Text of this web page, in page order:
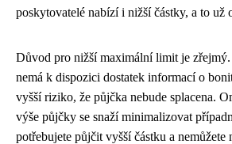
poskytovatelé nabízí i nižší částky, a to už
Důvod pro nižší maximální limit je
nemá k dispozici dostatek informací o
vyšší riziko, že půjčka nebude splacena.
výše půjčky se snaží minimalizovat
potřebujete půjčit vyšší částku a nemůžete